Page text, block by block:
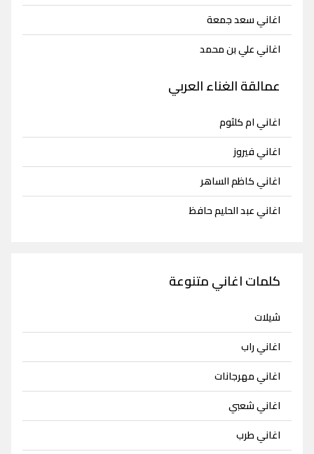
اغاني سعد جمعة
اغاني علي بن محمد
عمالقة الغناء العربي
اغاني ام كلثوم
اغاني فيروز
اغاني كاظم الساهر
اغاني عبد الحليم حافظ
كلمات اغاني متنوعة
شيلات
اغاني راب
اغاني مهرجانات
اغاني شعبي
اغاني طرب